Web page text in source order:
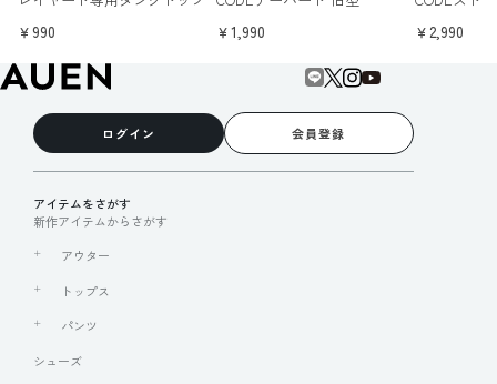
￥990
￥1,990
￥2,990
ログイン 会員登録
アイテムをさがす
新作アイテムからさがす
アウター
トップス
パンツ
シューズ